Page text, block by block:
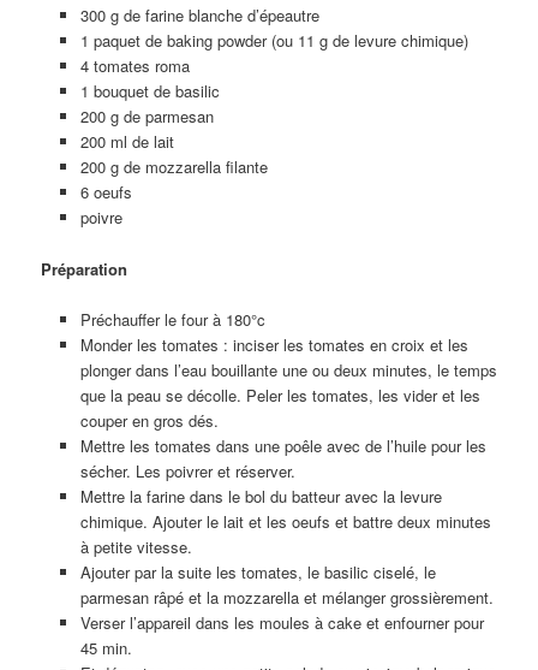
300 g de farine blanche d’épeautre
1 paquet de baking powder (ou 11 g de levure chimique)
4 tomates roma
1 bouquet de basilic
200 g de parmesan
200 ml de lait
200 g de mozzarella filante
6 oeufs
poivre
Préparation
Préchauffer le four à 180°c
Monder les tomates : inciser les tomates en croix et les
plonger dans l’eau bouillante une ou deux minutes, le temps
que la peau se décolle. Peler les tomates, les vider et les
couper en gros dés.
Mettre les tomates dans une poêle avec de l’huile pour les
sécher. Les poivrer et réserver.
Mettre la farine dans le bol du batteur avec la levure
chimique. Ajouter le lait et les oeufs et battre deux minutes
à petite vitesse.
Ajouter par la suite les tomates, le basilic ciselé, le
parmesan râpé et la mozzarella et mélanger grossièrement.
Verser l’appareil dans les moules à cake et enfourner pour
45 min.